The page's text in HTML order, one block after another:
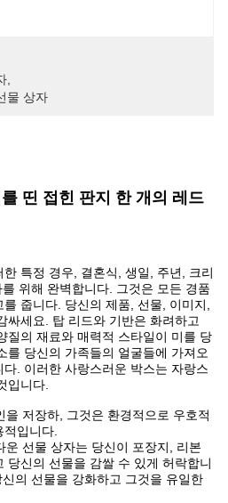
물 상자
띤 접힌 판지 한 개의 레드
특정 경우, 결혼식, 생일, 주년, 크리
위해 완벽합니다. 그것은 모든 경품
줍니다. 당신의 제품, 선물, 이미지,
싸세요. 탑 리드와 기반은 화려하고
질의 재료와 매력적 스타일이 미를 당
를 당신의 가족들의 얼굴들에 가져오
. 이러한 사랑스러운 박스는 자랑스
입니다.
저장하, 그것은 환경적으로 우호적
입니다.
선물 상자는 당신이 포장지, 리본
당신의 선물을 감쌀 수 있게 허락합니
의 선물을 강화하고 그것을 유일한